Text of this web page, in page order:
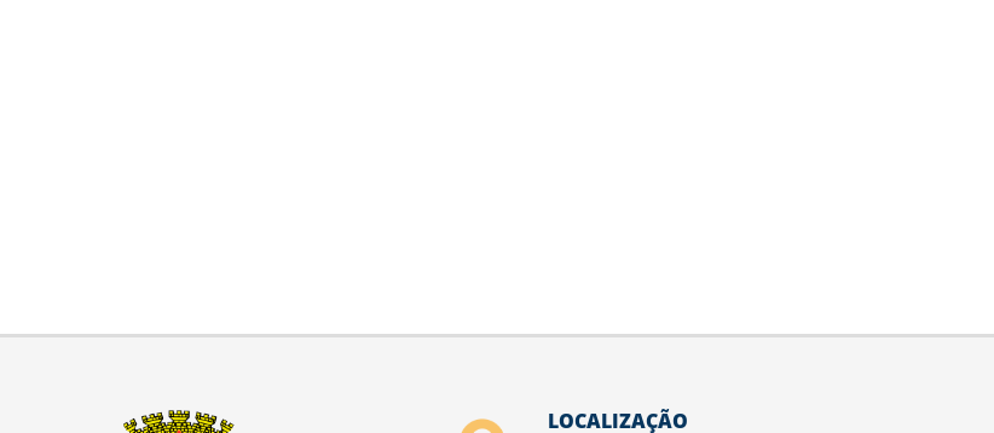
LOCALIZAÇÃO